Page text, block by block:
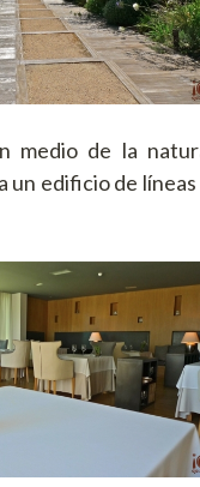
medio de la
edificio de